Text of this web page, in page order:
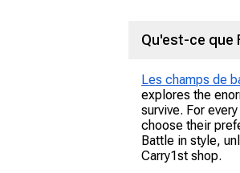
Qu'est-ce que
Les champs de
explores the
survive. For
choose their
Battle in style,
Carry1st shop.